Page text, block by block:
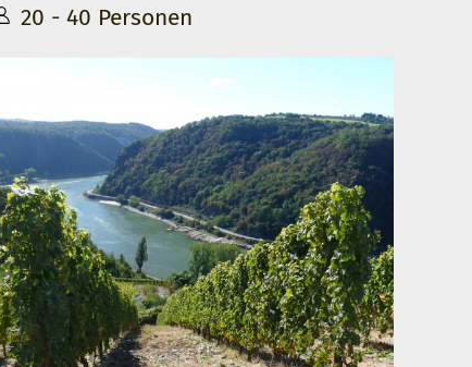
20 - 40 Personen